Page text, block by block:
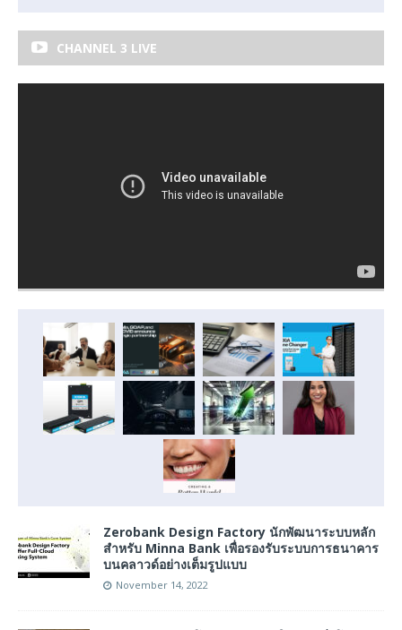
CHANNEL 3 LIVE
Zerobank Design Factory นักพัฒนาระบบหลัก
สำหรับ Minna Bank เพื่อรองรับระบบการธนาคาร
บนคลาวด์อย่างเต็มรูปแบบ
November 14, 2022